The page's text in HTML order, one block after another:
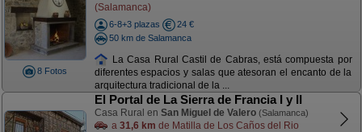
8 Fotos
(Salamanca)
6-8+3 plazas
24 €
50 km de Salamanca
La Casa Rural Castil de Cabras, está compuesta por
diferentes espacios y salas que atesoran el encanto de la
arquitectura tradicional de la ...
El Portal de La Sierra de Francia I y II
Casa Rural en San Miguel de Valero (Salamanca)
a 31,6 km de Matilla de Los Caños del Rio